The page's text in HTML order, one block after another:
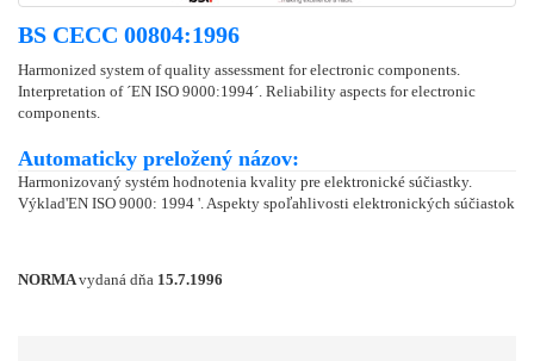
BS CECC 00804:1996
Harmonized system of quality assessment for electronic components.
Interpretation of ´EN ISO 9000:1994´. Reliability aspects for electronic
components.
Automaticky preložený názov:
Harmonizovaný systém hodnotenia kvality pre elektronické súčiastky.
Výklad'EN ISO 9000: 1994 '. Aspekty spoľahlivosti elektronických súčiastok
NORMAvydaná dňa 15.7.1996